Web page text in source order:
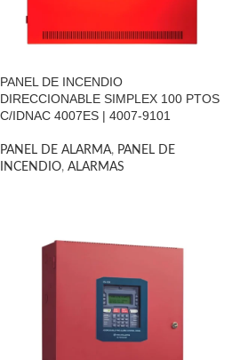
PANEL DE INCENDIO
DIRECCIONABLE SIMPLEX 100 PTOS
C/IDNAC 4007ES | 4007-9101
PANEL DE ALARMA, PANEL DE
INCENDIO, ALARMAS